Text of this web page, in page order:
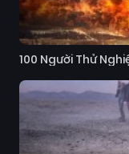
100 Người Thử